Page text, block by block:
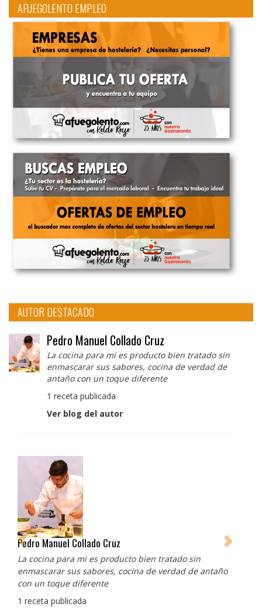
AFUEGOLENTO EMPLEO
AUTOR DESTACADO
Pedro Manuel Collado Cruz
La cocina para mi es producto bien tratado sin
enmascarar sus sabores, cocina de verdad de
antaño con un toque diferente
1 receta publicada
Ver blog del autor
Pedro Manuel Collado Cruz
La cocina para mi es producto bien tratado sin
enmascarar sus sabores, cocina de verdad de antaño
con un toque diferente
1 receta publicada